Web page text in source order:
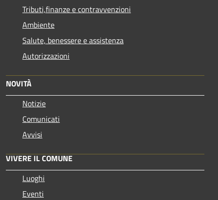
Tributi,finanze e contravvenzioni
Ambiente
Salute, benessere e assistenza
Autorizzazioni
NOVITÀ
Notizie
Comunicati
Avvisi
VIVERE IL COMUNE
Luoghi
Eventi